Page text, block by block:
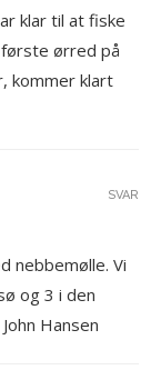
klar til at fiske
ørred på
kommer klart
nebbemølle. Vi
og 3 i den
Hansen
SVAR